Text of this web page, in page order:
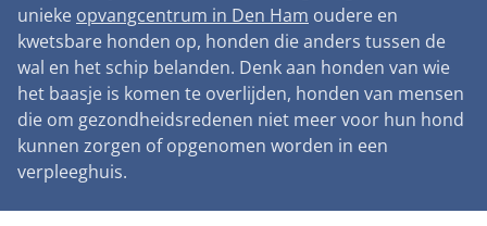
Landelijke registratie bijtincidenten
Verantwoord fokbeleid
Landelijk vuurwerkverbod
Verplichte pre-aanschaf cursus
Gemeentelijk meldpunt bijtincidenten
Lezingen
Symposium Gemeentelijk Dierenbeleid
Teken onze petitie
Steun als bedrijf
Adopteer een seniorhond
Sponsor een seniorhond
Wat wij doen
Onze organisatie
Samenwerking
Jaarverslag
Contactgegevens
Pers
Nieuws
Zoeken
unieke opvangcentrum in Den Ham oudere en
kwetsbare honden op, honden die anders tussen de
wal en het schip belanden. Denk aan honden van wie
het baasje is komen te overlijden, honden van mensen
die om gezondheidsredenen niet meer voor hun hond
kunnen zorgen of opgenomen worden in een
verpleeghuis.